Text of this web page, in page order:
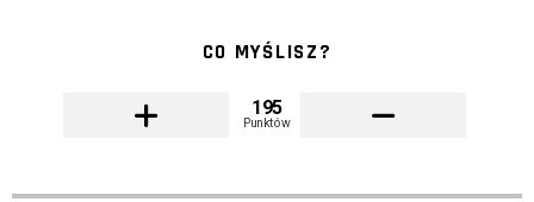
CO MYŚLISZ?
195
Punktów